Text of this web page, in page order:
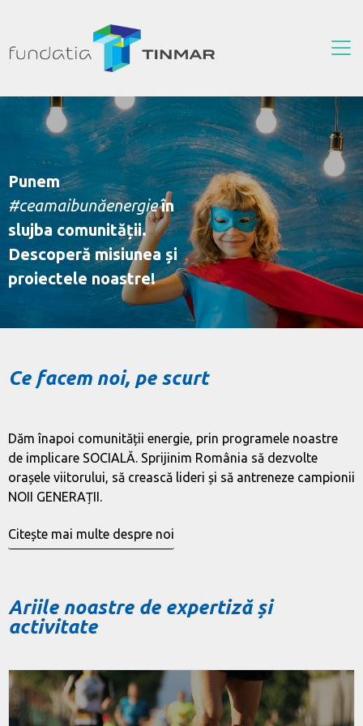
Punem
#ceamaibunăenergie în
slujba comunității.
Descoperă misiunea și
proiectele noastre!
Ce facem noi, pe scurt
Dăm înapoi comunității energie, prin programele noastre
de implicare SOCIALĂ. Sprijinim România să dezvolte
orașele viitorului, să crească lideri și să antreneze campionii
NOII GENERAȚII.
Citește mai multe despre noi
Ariile noastre de expertiză și
activitate
SPORT